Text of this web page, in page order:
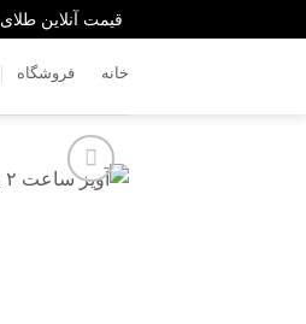
to
قیمت آنلاین طلای ۱۸ عیار:
خانه فروشگاه